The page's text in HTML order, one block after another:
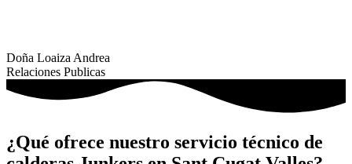
Doña Loaiza Andrea
Relaciones Publicas
¿Qué ofrece nuestro servicio técnico de